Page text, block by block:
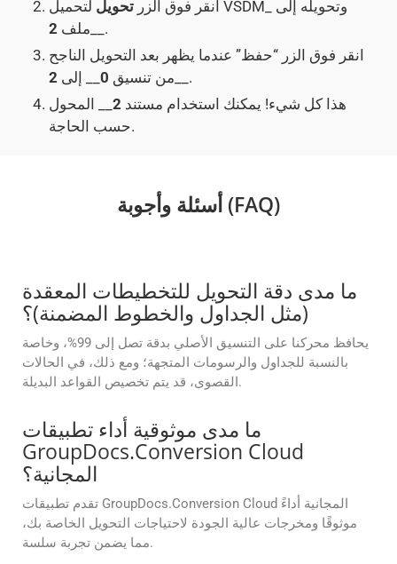
انقر فوق الزر تحويل لتحميل VSDM_ وتحويله إلى
ملف 2
__.
انقر فوق الزر “حفظ” عندما يظهر بعد التحويل الناجح
من تنسيق 0 __ إلى 2
__.
هذا كل شيء! يمكنك استخدام مستند 2 __ المحول
حسب الحاجة.
أسئلة وأجوبة (FAQ)
ما مدى دقة التحويل للتخطيطات المعقدة
(مثل الجداول والخطوط المضمنة)؟
يحافظ محركنا على التنسيق الأصلي بدقة تصل إلى 99%، وخاصة
بالنسبة للجداول والرسومات المتجهة؛ ومع ذلك، في الحالات
القصوى، قد يتم تخصيص القواعد البديلة.
ما مدى موثوقية أداء تطبيقات
GroupDocs.Conversion Cloud
المجانية؟
تقدم تطبيقات GroupDocs.Conversion Cloud المجانية أداءً
موثوقًا ومخرجات عالية الجودة لاحتياجات التحويل الخاصة بك،
مما يضمن تجربة سلسة.